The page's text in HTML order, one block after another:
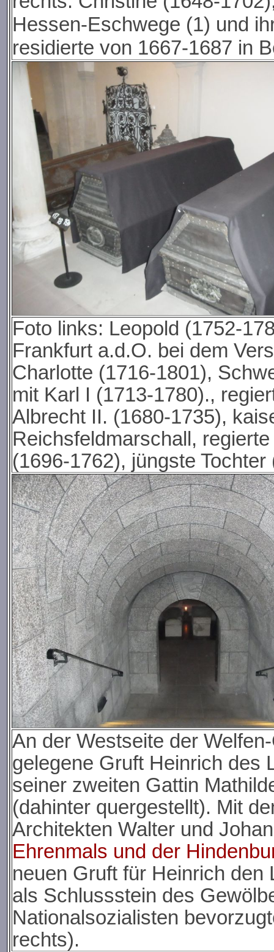
Hessen-Eschwege (1) und
residierte von 1667-1687 in
Foto links: Leopold (1752-
Frankfurt a.d.O. bei dem
Charlotte (1716-1801),
mit Karl I (1713-1780).,
Albrecht II. (1680-1735),
Reichsfeldmarschall,
(1696-1762), jüngste
An der Westseite der
gelegene Gruft Heinrich des
seiner zweiten Gattin
(dahinter quergestellt). Mit
Architekten Walter und
Ehrenmals und der
neuen Gruft für Heinrich
als Schlussstein des
Nationalsozialisten
rechts).